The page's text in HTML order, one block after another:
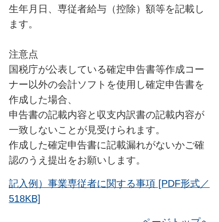
生年月日、専従者給与（控除）額等を記載し
ます。
注意点
国税庁が公表している確定申告書等作成コー
ナー以外の会計ソフトを使用し確定申告書を
作成した場合、
申告書の記載内容と収支内訳書の記載内容が
一致しないことが見受けられます。
作成した確定申告書に記載漏れがないかご確
認のうえ提出をお願いします。
記入例）事業専従者に関する事項 [PDF形式／
518KB]